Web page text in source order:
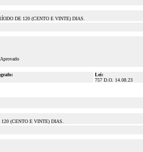
DE 120 (CENTO E VINTE) DIAS.
Lei:
757 D.O. 14.08.23
(CENTO E VINTE) DIAS.